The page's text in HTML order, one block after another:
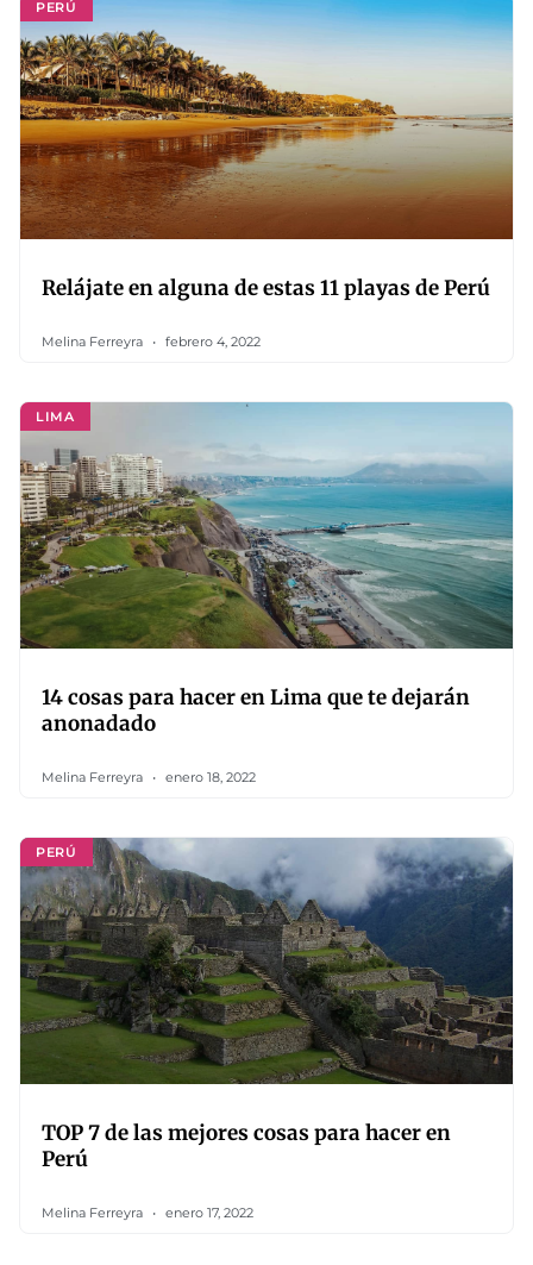
PERÚ
Relájate en alguna de estas 11 playas de Perú
Melina Ferreyra febrero 4, 2022
LIMA
14 cosas para hacer en Lima que te dejarán
anonadado
Melina Ferreyra enero 18, 2022
PERÚ
TOP 7 de las mejores cosas para hacer en
Perú
Melina Ferreyra enero 17, 2022